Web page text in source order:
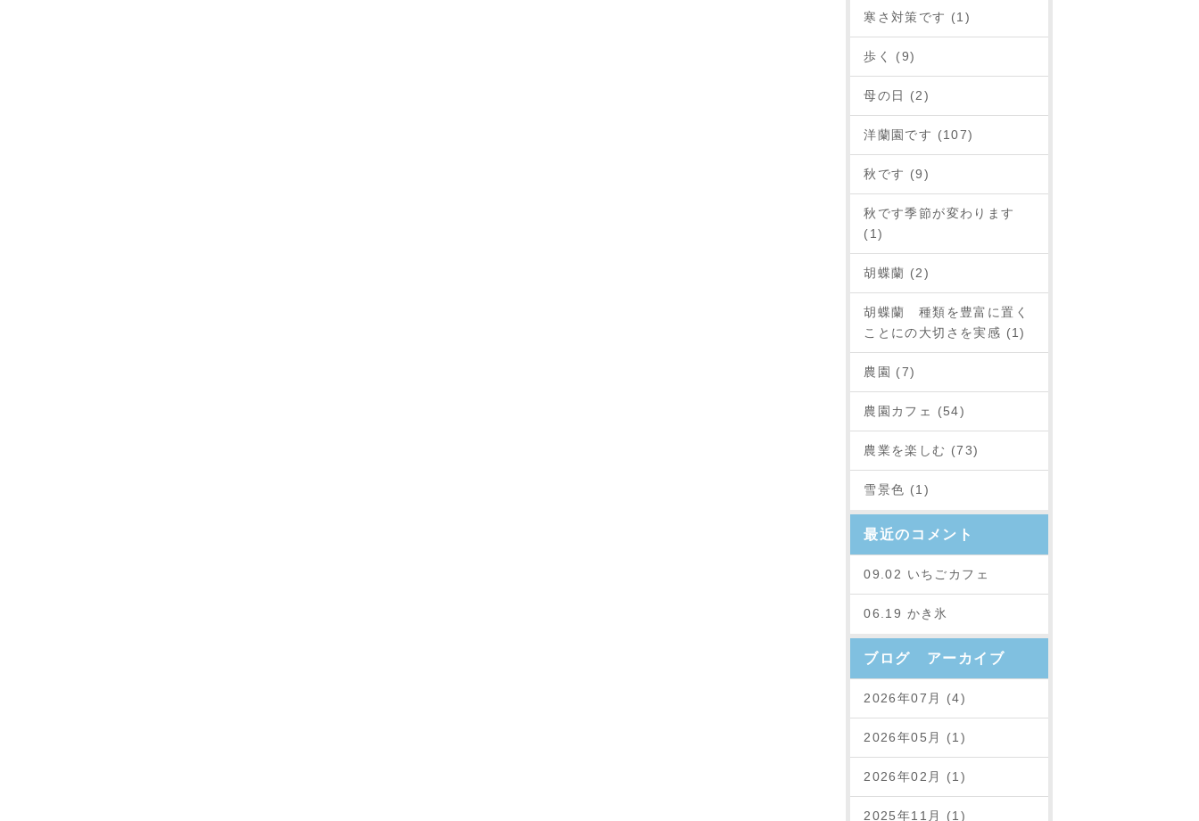
寒さ対策です (1)
歩く (9)
母の日 (2)
洋蘭園です (107)
秋です (9)
秋です季節が変わります
(1)
胡蝶蘭 (2)
胡蝶蘭 種類を豊富に置く
ことにの大切さを実感 (1)
農園 (7)
農園カフェ (54)
農業を楽しむ (73)
雪景色 (1)
最近のコメント
09.02 いちごカフェ
06.19 かき氷
ブログ アーカイブ
2026年07月 (4)
2026年05月 (1)
2026年02月 (1)
2025年11月 (1)